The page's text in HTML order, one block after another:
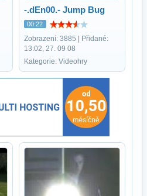
-.dEn00.- Jump Bug
00:22
Zobrazení: 3885 | Přidané:
13:02, 27. 09 08
Kategorie: Videohry